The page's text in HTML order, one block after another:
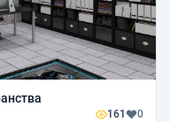
161 0